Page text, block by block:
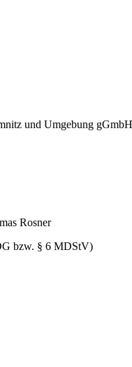
und Umgebung gGmbH
Rosner
bzw. § 6 MDStV)